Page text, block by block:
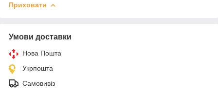
Приховати
Умови доставки
Нова Пошта
Укрпошта
Самовивіз